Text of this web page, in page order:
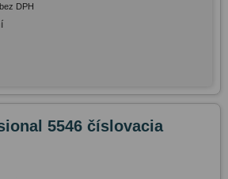
DPH
5546 číslovacia